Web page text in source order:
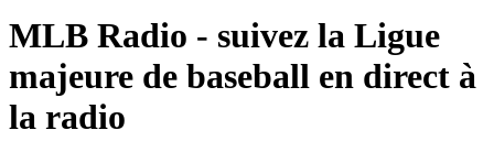
MLB Radio - suivez la Ligue
majeure de baseball en direct à
la radio